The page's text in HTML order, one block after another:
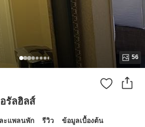
56
รัลฮิลส์
ะแพลนพัก รีวิว ข้อมูลเบื้องต้น